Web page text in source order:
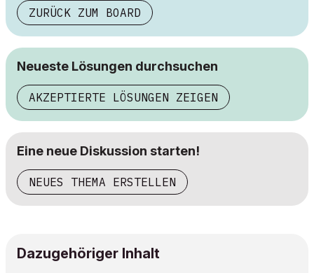
ZURÜCK ZUM BOARD
Neueste Lösungen durchsuchen
AKZEPTIERTE LÖSUNGEN ZEIGEN
Eine neue Diskussion starten!
NEUES THEMA ERSTELLEN
Dazugehöriger Inhalt